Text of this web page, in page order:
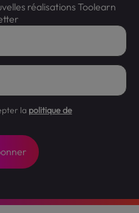
réalisations Toolearn
la politique de